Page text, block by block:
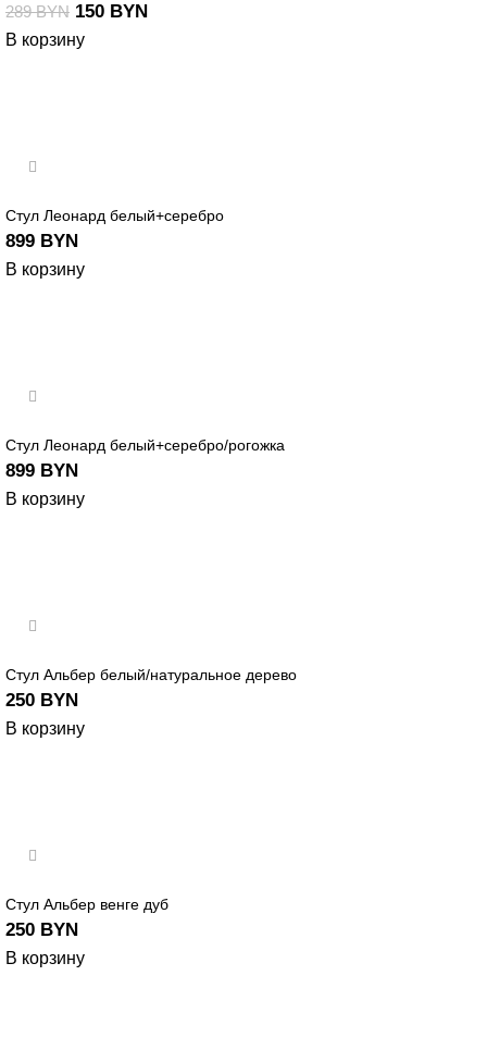
289BYN 150 BYN
В корзину
Стул Леонард белый+серебро
899 BYN
В корзину
Стул Леонард белый+серебро/рогожка
899 BYN
В корзину
Стул Альбер белый/натуральное дерево
250 BYN
В корзину
Стул Альбер венге дуб
250 BYN
В корзину